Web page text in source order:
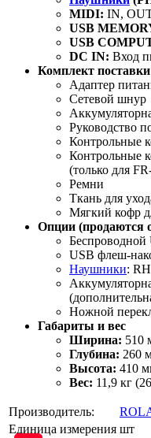
MIDI: IN,
USB
USB
DC IN: Вход
Комплект поставки
Адаптер
Сетевой шнур
Руководство
Контрольные
Контрольные
(только для
Ремни
Ткань для
Мягкий кофр
Опции (продаются
Беспроводной
USB флеш-
Наушники:
Ножной
Габариты и вес
Ширина: 510
Глубина: 260
Высота: 410
Вес: 11,9 кг
Производитель:
Единица измерения шт